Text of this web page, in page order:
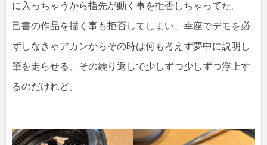
に入っちゃうから指先が動く事を拒否しちゃってた。
己書の作品を描く事も拒否してしまい、幸座でデモを必
ずしなきゃアカンからその時は何も考えず夢中に説明し
筆を走らせる、その繰り返しで少しずつ少しずつ浮上す
るのだけれど。